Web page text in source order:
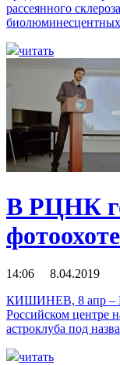
рассеянного
читать
В РЦНК
14:06 8.04.2019
КИШИНЕВ, 8 апр –
Российском центре
астроклуба под
читать